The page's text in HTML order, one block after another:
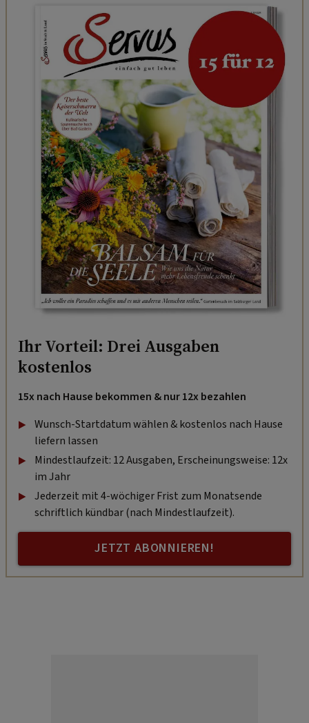
Ihr Vorteil: Drei Ausgaben
kostenlos
15x nach Hause bekommen & nur 12x bezahlen
Wunsch-Startdatum wählen & kostenlos nach Hause
liefern lassen
Mindestlaufzeit: 12 Ausgaben, Erscheinungsweise: 12x
im Jahr
Jederzeit mit 4-wöchiger Frist zum Monatsende
schriftlich kündbar (nach Mindestlaufzeit).
JETZT ABONNIEREN!